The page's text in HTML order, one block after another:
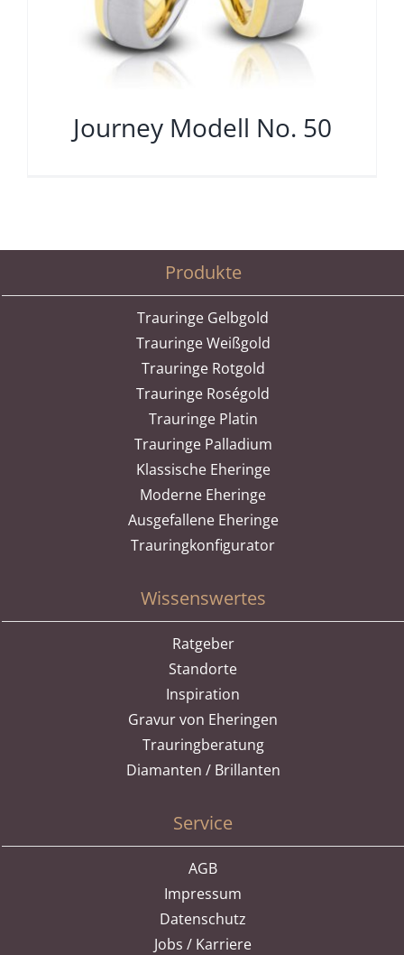
Journey Modell No. 50
Produkte
Trauringe Gelbgold
Trauringe Weißgold
Trauringe Rotgold
Trauringe Roségold
Trauringe Platin
Trauringe Palladium
Klassische Eheringe
Moderne Eheringe
Ausgefallene Eheringe
Trauringkonfigurator
Wissenswertes
Ratgeber
Standorte
Inspiration
Gravur von Eheringen
Trauringberatung
Diamanten / Brillanten
Service
AGB
Impressum
Datenschutz
Jobs / Karriere